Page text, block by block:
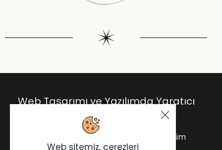
Web Tasarımı ve Yazılımda Yaratıcı
Çözümler.
Blog İletişim
Web sitemiz, çerezleri